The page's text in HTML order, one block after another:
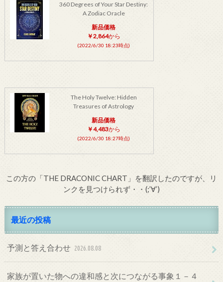
360 Degrees of Your Star Destiny:
A Zodiac Oracle
新品価格
￥2,864から
(2022/6/30 18:23時点)
The Holy Twelve: Hidden
Treasures of Astrology
新品価格
￥4,483から
(2022/6/30 18:27時点)
この方の「THE DRACONIC CHART」を翻訳したのですが、リ
ンクを見つけられず・・(;’∀’)
最近の投稿
予測と答え合わせ 2026.08.08
家族が置いた物への違和感と次につながる事象１－４